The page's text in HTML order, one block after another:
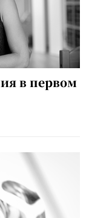
в первом